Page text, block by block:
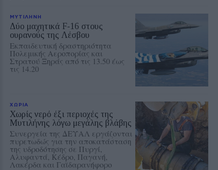
ΜΥΤΙΛΗΝΗ
Δύο μαχητικά F‑16 στους
ουρανούς της Λέσβου
Εκπαιδευτική δραστηριότητα
Πολεμικής Αεροπορίας και
Στρατού Ξηράς από τις 13.50 έως
τις 14.20
ΧΩΡΙΑ
Χωρίς νερό έξι περιοχές της
Μυτιλήνης λόγω μεγάλης βλάβης
Συνεργεία της ΔΕΥΑΛ εργάζονται
πυρετωδώς για την αποκατάσταση
της υδροδότησης σε Πυργί,
Αλυφαντά, Κέδρο, Παγανή,
Λακέρδα και Γαϊδαρανήφορο